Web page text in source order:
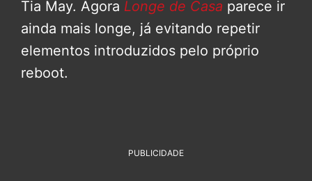
Tia May. Agora Longe de Casa parece ir
ainda mais longe, já evitando repetir
elementos introduzidos pelo próprio
reboot.
PUBLICIDADE